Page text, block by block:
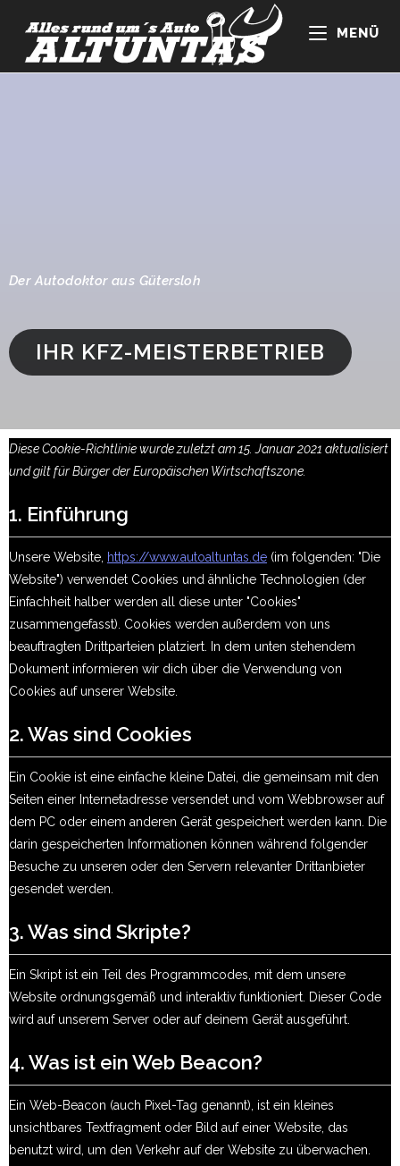
MENÜ
Der Autodoktor aus Gütersloh
IHR KFZ-MEISTERBETRIEB
Diese Cookie-Richtlinie wurde zuletzt am 15. Januar 2021 aktualisiert
und gilt für Bürger der Europäischen Wirtschaftszone.
1. Einführung
Unsere Website, https://www.autoaltuntas.de (im folgenden: "Die
Website") verwendet Cookies und ähnliche Technologien (der
Einfachheit halber werden all diese unter "Cookies"
zusammengefasst). Cookies werden außerdem von uns
beauftragten Drittparteien platziert. In dem unten stehendem
Dokument informieren wir dich über die Verwendung von
Cookies auf unserer Website.
2. Was sind Cookies
Ein Cookie ist eine einfache kleine Datei, die gemeinsam mit den
Seiten einer Internetadresse versendet und vom Webbrowser auf
dem PC oder einem anderen Gerät gespeichert werden kann. Die
darin gespeicherten Informationen können während folgender
Besuche zu unseren oder den Servern relevanter Drittanbieter
gesendet werden.
3. Was sind Skripte?
Ein Skript ist ein Teil des Programmcodes, mit dem unsere
Website ordnungsgemäß und interaktiv funktioniert. Dieser Code
wird auf unserem Server oder auf deinem Gerät ausgeführt.
4. Was ist ein Web Beacon?
Ein Web-Beacon (auch Pixel-Tag genannt), ist ein kleines
unsichtbares Textfragment oder Bild auf einer Website, das
benutzt wird, um den Verkehr auf der Website zu überwachen.